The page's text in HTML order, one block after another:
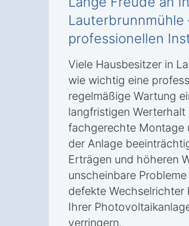
Lauterbrunnmühle
professionellen
Viele Hausbesitzer in
wie wichtig eine
regelmäßige Wartung
langfristigen
fachgerechte Montage
der Anlage
Erträgen und höheren
unscheinbare
defekte Wechselrichter
Ihrer
verringern.